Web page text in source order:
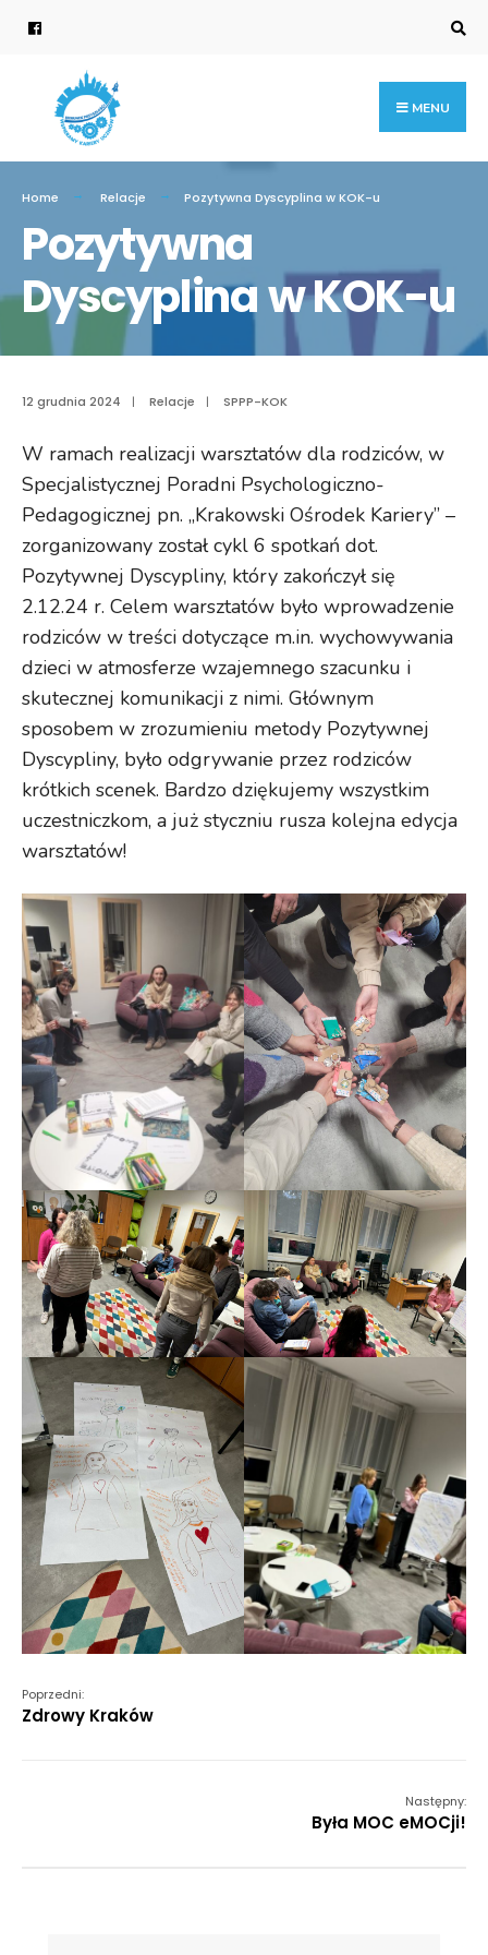
content
MENU
Home Relacje Pozytywna Dyscyplina w KOK-u
Pozytywna
Dyscyplina w KOK-u
12 grudnia 2024 | Relacje | SPPP-KOK
W ramach realizacji warsztatów dla rodziców, w
Specjalistycznej Poradni Psychologiczno-
Pedagogicznej pn. „Krakowski Ośrodek Kariery” –
zorganizowany został cykl 6 spotkań dot.
Pozytywnej Dyscypliny, który zakończył się
2.12.24 r. Celem warsztatów było wprowadzenie
rodziców w treści dotyczące m.in. wychowywania
dzieci w atmosferze wzajemnego szacunku i
skutecznej komunikacji z nimi. Głównym
sposobem w zrozumieniu metody Pozytywnej
Dyscypliny, było odgrywanie przez rodziców
krótkich scenek. Bardzo dziękujemy wszystkim
uczestniczkom, a już styczniu rusza kolejna edycja
warsztatów!
Poprzedni:
Zdrowy Kraków
Następny:
Była MOC eMOCji!